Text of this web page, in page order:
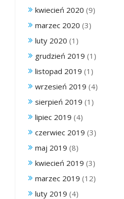
kwiecień 2020 (9)
marzec 2020 (3)
luty 2020 (1)
grudzień 2019 (1)
listopad 2019 (1)
wrzesień 2019 (4)
sierpień 2019 (1)
lipiec 2019 (4)
czerwiec 2019 (3)
maj 2019 (8)
kwiecień 2019 (3)
marzec 2019 (12)
luty 2019 (4)